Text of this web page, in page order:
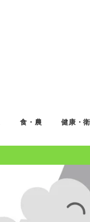
食・農 健康・